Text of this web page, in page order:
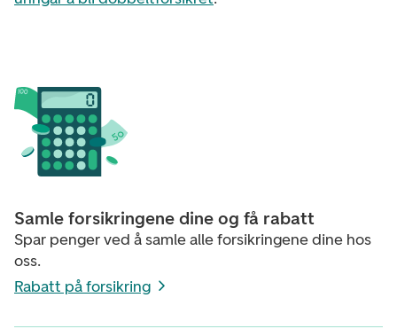
Samle forsikringene dine og få rabatt
Spar penger ved å samle alle forsikringene dine hos
oss.
Rabatt på forsikring